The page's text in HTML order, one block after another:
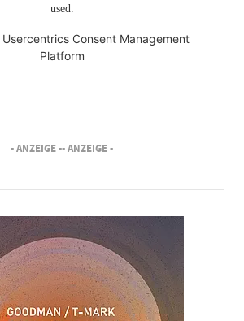
used.
Usercentrics Consent Management
Platform
- ANZEIGE -- ANZEIGE -